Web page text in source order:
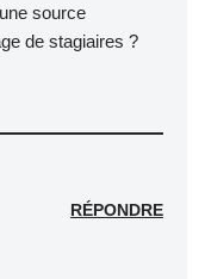
source
de stagiaires ?
RÉPONDRE